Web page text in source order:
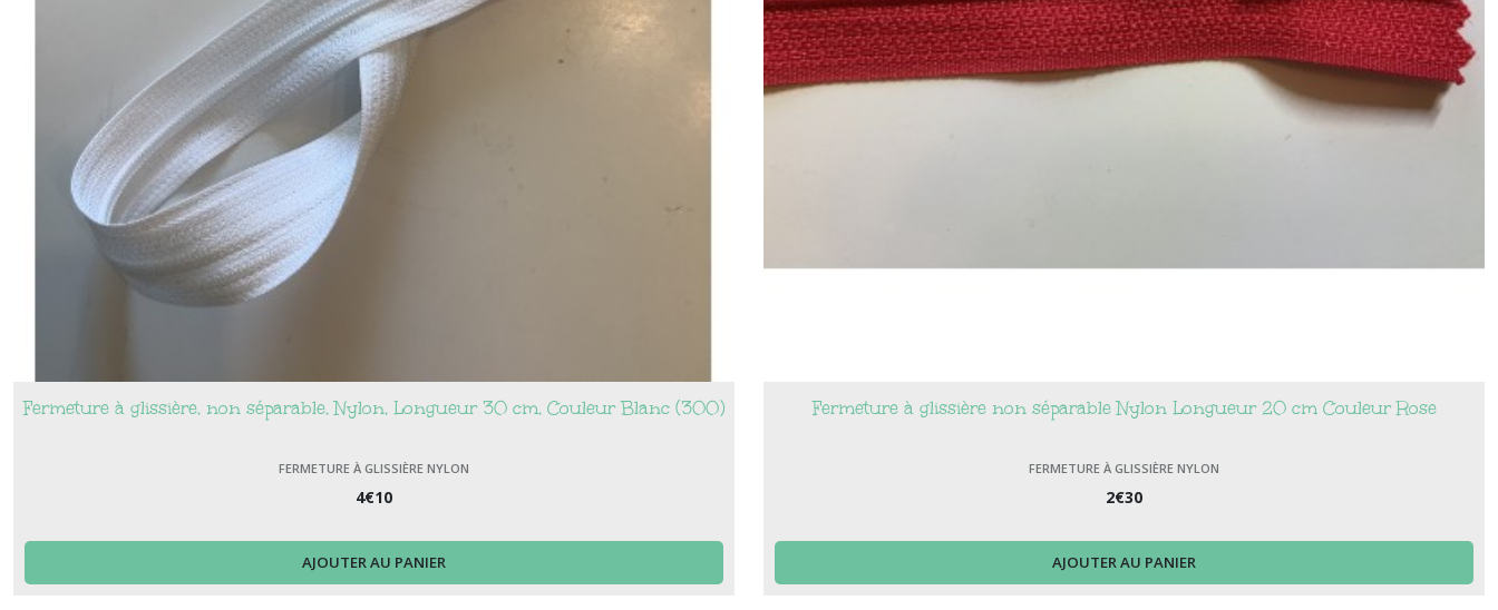
Fermeture à glissière, non séparable, Nylon, Longueur 30 cm, Couleur Blanc (300)
FERMETURE À GLISSIÈRE NYLON
4€10
AJOUTER AU PANIER
Fermeture à glissière non séparable Nylon Longueur 20 cm Couleur Rose
FERMETURE À GLISSIÈRE NYLON
2€30
AJOUTER AU PANIER